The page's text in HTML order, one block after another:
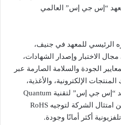
“إس جي إس” العالمي
الرئيسي للمعهد في جنيف،
الاختبار وإصدار الشهادات،
الجودة والسلامة الصارمة عبر
الإلكترونية، والأغذية،
والبيئة. وإلى جانب اعتماد معهد “إس جي إس” لتقنية Quantum
dotالخالية من الكادميوم، يضمن امتثال الشركة لتوجيه RoHS
أكثر أمانًا وجودة.